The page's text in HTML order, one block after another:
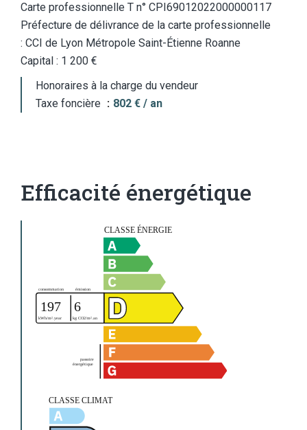
Carte professionnelle T n° CPI69012022000000117
Préfecture de délivrance de la carte professionnelle
: CCI de Lyon Métropole Saint-Étienne Roanne
Capital : 1 200 €
Honoraires à la charge du vendeur
Taxe foncière
802 € / an
Efficacité énergétique